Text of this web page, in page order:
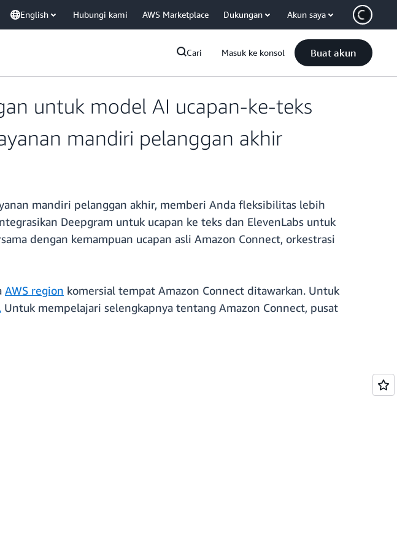
English Hubungi kami AWS Marketplace Dukungan Akun saya
Cari Masuk ke konsol Buat akun
untuk model AI ucapan-ke-teks
mandiri pelanggan akhir
mandiri pelanggan akhir, memberi Anda fleksibilitas lebih
Deepgram untuk ucapan ke teks dan ElevenLabs untuk
dengan kemampuan ucapan asli Amazon Connect, orkestrasi
AWS region komersial tempat Amazon Connect ditawarkan. Untuk
. Untuk mempelajari selengkapnya tentang Amazon Connect, pusat